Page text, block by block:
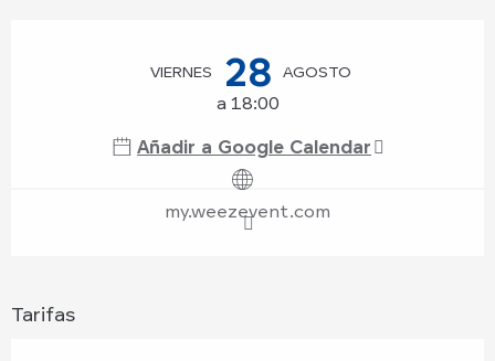
VIERNES 28 AGOSTO
a 18:00
Añadir a Google Calendar
my.weezevent.com
Tarifas